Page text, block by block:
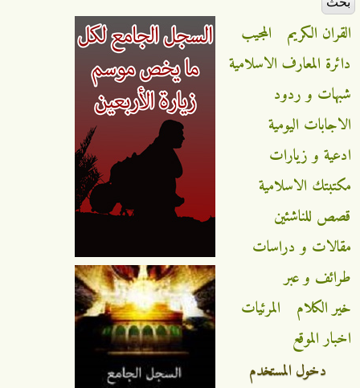
القران الكريم
المجيب
دائرة المعارف الاسلامية
شبهات و ردود
الاجابات اليومية
ادعية و زيارات
مكتبتك الاسلامية
قصص للناشئين
مقالات و دراسات
طرائف و عبر
خير الكلام
المرئيات
اخبار الموقع
دخول المستخدم